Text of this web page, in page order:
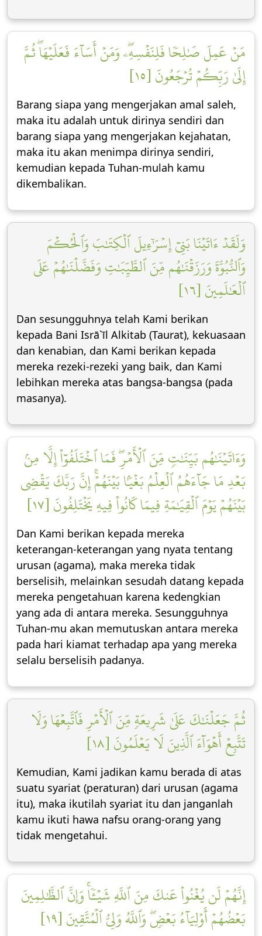
مَنۡ عَمِلَ صَٰلِحٗا فَلِنَفۡسِهِۦۖ وَمَنۡ أَسَآءَ فَعَلَيۡهَاۖ ثُمَّ
إِلَىٰ رَبِّكُمۡ تُرۡجَعُونَ [١٥]
Barang siapa yang mengerjakan amal saleh,
maka itu adalah untuk dirinya sendiri dan
barang siapa yang mengerjakan kejahatan,
maka itu akan menimpa dirinya sendiri,
kemudian kepada Tuhan-mulah kamu
dikembalikan.
وَلَقَدۡ ءَاتَيۡنَا بَنِيٓ إِسۡرَٰٓءِيلَ ٱلۡكِتَٰبَ وَٱلۡحُكۡمَ
وَٱلنُّبُوَّةَ وَرَزَقۡنَٰهُم مِّنَ ٱلطَّيِّبَٰتِ وَفَضَّلۡنَٰهُمۡ عَلَى
ٱلۡعَٰلَمِينَ [١٦]
Dan sesungguhnya telah Kami berikan
kepada Bani Isrā`īl Alkitab (Taurat), kekuasaan
dan kenabian, dan Kami berikan kepada
mereka rezeki-rezeki yang baik, dan Kami
lebihkan mereka atas bangsa-bangsa (pada
masanya).
وَءَاتَيۡنَٰهُم بَيِّنَٰتٖ مِّنَ ٱلۡأَمۡرِۖ فَمَا ٱخۡتَلَفُوٓاْ إِلَّا مِنۢ
بَعۡدِ مَا جَآءَهُمُ ٱلۡعِلۡمُ بَغۡيَۢا بَيۡنَهُمۡۚ إِنَّ رَبَّكَ يَقۡضِي
بَيۡنَهُمۡ يَوۡمَ ٱلۡقِيَٰمَةِ فِيمَا كَانُواْ فِيهِ يَخۡتَلِفُونَ [١٧]
Dan Kami berikan kepada mereka
keterangan-keterangan yang nyata tentang
urusan (agama), maka mereka tidak
berselisih, melainkan sesudah datang kepada
mereka pengetahuan karena kedengkian
yang ada di antara mereka. Sesungguhnya
Tuhan-mu akan memutuskan antara mereka
pada hari kiamat terhadap apa yang mereka
selalu berselisih padanya.
ثُمَّ جَعَلۡنَٰكَ عَلَىٰ شَرِيعَةٖ مِّنَ ٱلۡأَمۡرِ فَٱتَّبِعۡهَا وَلَا
تَتَّبِعۡ أَهۡوَآءَ ٱلَّذِينَ لَا يَعۡلَمُونَ [١٨]
Kemudian, Kami jadikan kamu berada di atas
suatu syariat (peraturan) dari urusan (agama
itu), maka ikutilah syariat itu dan janganlah
kamu ikuti hawa nafsu orang-orang yang
tidak mengetahui.
إِنَّهُمۡ لَن يُغۡنُواْ عَنكَ مِنَ ٱللَّهِ شَيۡـٔٗاۚ وَإِنَّ ٱلظَّٰلِمِينَ
بَعۡضُهُمۡ أَوۡلِيَآءُ بَعۡضٖۖ وَٱللَّهُ وَلِيُّ ٱلۡمُتَّقِينَ [١٩]